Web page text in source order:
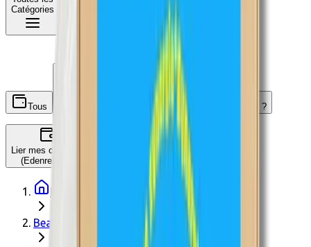
Catégories
Tous
Chèques-cadeaux
C'est quoi ?
Lier mes comptes
(Edenred, ...)
Page d'accueil
Beauté et Bien-être